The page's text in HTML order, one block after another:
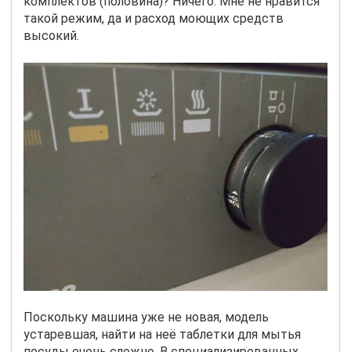
такой режим, да и расход моющих средств
высокий.
Поскольку машина уже не новая, модель
устаревшая, найти на неё таблетки для мытья